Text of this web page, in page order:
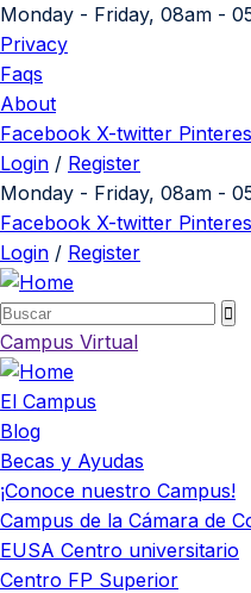
Monday - Friday, 08am -
Privacy
Faqs
About
Facebook X-twitter
Login / Register
Monday - Friday, 08am -
Facebook X-twitter
Login / Register
Campus Virtual
El Campus
Blog
Becas y Ayudas
¡Conoce nuestro Campus!
Campus de la Cámara de
EUSA Centro universitario
Centro FP Superior